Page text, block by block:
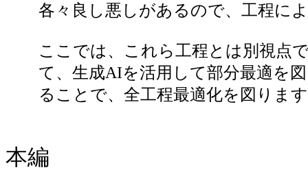
各々良し悪しがあるので、工程に
ここでは、これら工程とは別視点で
て、生成AIを活用して部分最適を図
ることで、全工程最適化を図りま
本編